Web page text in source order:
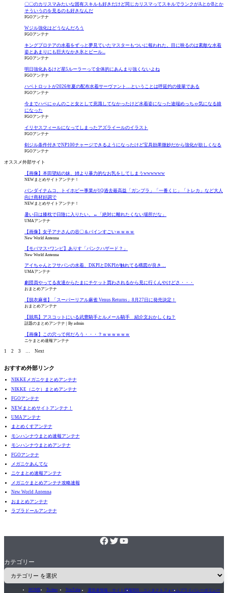
〇〇のカリスマみたいな固有スキルも好きだけど同じカリスマってスキルでランクがAとかBとか
そういうのを見るのも好きなんだ
FGOアンテナ
Wジル強化はどうなんだろう
FGOアンテナ
キングプロテアの水着をずっと夢見ていたマスターもついに報われた。目に映るのは素敵な水着
姿とあまりにも巨大なかき氷とビール...
FGOアンテナ
明日強化あるけど星5ルーラーって全体的にあんまり強くないよね
FGOアンテナ
ハベトロットが2026年夏の配布水着サーヴァント…ということは呼延灼の後輩である
FGOアンテナ
今までハベにゃんのこと女として意識してなかったけど水着姿になった途端めっちゃ気になる娘
になった
FGOアンテナ
イリヤスフィールになってしまったアズライールのイラスト
FGOアンテナ
剣ジル条件付きでNP100チャージできるようになったけど宝具効果微妙だから強化が欲しくなる
FGOアンテナ
オススメ外部サイト
【画像】本田望結の妹、姉より暴力的なお乳をしてしまうwwwwww
NEWまとめサイトアンテナ！
バンダイナムコ、トイホビー事業が1Q過去最高益「ガンプラ」「一番くじ」「トレカ」など大人
向け商材好調で
NEWまとめサイトアンテナ！
暑い日は膝枕で日陰に入りたい。←「絶対に離れたくない場所だな」
UMAアンテナ
【画像】女子アナさんの谷〇＆バインすごいｗｗｗｗ
New World Antenna
【モバマス×ワンピ】ありす「パンクハザード？」
New World Antenna
アイちゃんとフサパンの水着、DKPIとDKPIが触れてる構図が良き…
UMAアンテナ
劇団員やってる友達からたまにチケット買わされるから見に行くんやけどさ・・・
おまとめアンテナ
【脱衣麻雀】「スーパーリアル麻雀 Venus Returns」8月27日に発売決定！
おまとめアンテナ
【競馬】アスコットにいる武豊騎手とルメール騎手 紹介文おかしくね？
話題のまとめアンテナ By admin
【画像】この穴って何だろう・・・？ｗｗｗｗｗｗ
ニケまとめ速報アンテナ
1 2 3 … Next
おすすめ外部リンク
NIKKEメガニケまとめアンテナ
NIKKE（ニケ）まとめアンテナ
FGOアンテナ
NEWまとめサイトアンテナ！
UMAアンテナ
まとめくすアンテナ
モンハンナウまとめ速報アンテナ
モンハンナウまとめアンテナ
FGOアンテナ
メガニケあんてな
ニケまとめ速報アンテナ
メガニケまとめアンテナ攻略速報
New World Antenna
おまとめアンテナ
ラブラドールアンテナ
カテゴリー
HOME
Twitter
YouTube
運営者情報・サイト情報RSS・コンタクトフォームプライバシーポリシー